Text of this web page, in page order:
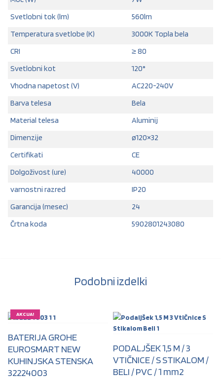
Svetlobni tok (lm)
560lm
Temperatura svetlobe (K)
3000K Topla bela
CRI
≥ 80
Svetlobni kot
120°
Vhodna napetost (V)
AC220-240V
Barva telesa
Bela
Material telesa
Aluminij
Dimenzije
ø120×32
Certifikati
CE
Dolgoživost (ure)
40000
varnostni razred
IP20
Garancija (mesec)
24
Črtna koda
5902801243080
Podobni izdelki
BATERIJA GROHE
EUROSMART NEW
KUHINJSKA STENSKA
32224003
AKCIJA!
PODALJŠEK 1,5 M / 3
VTIČNICE / S STIKALOM /
BELI / PVC / 1 mm2